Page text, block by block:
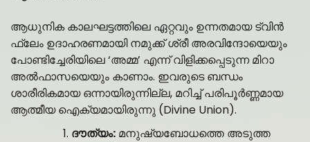
ആധുനിക കാലഘട്ടത്തിലെ ഏറ്റവും ഉന്നതമായ ട്വിൻ
ഫ്ലേം ഉദാഹരണമായി നമുക്ക് ശ്രീ അരവിന്ദോയെയും
പോണ്ടിച്ചേരിയിലെ ‘അമ്മ’ എന്ന് വിളിക്കപ്പെടുന്ന മിറാ
അൽഫാസയെയും കാണാം. ഇവരുടെ ബന്ധം
ശാരീരികമായ ഒന്നായിരുന്നില്ല, മറിച്ച് പരിപൂർണ്ണമായ
ആത്മീയ ഐക്യമായിരുന്നു (Divine Union).
ദൗത്യം: മനുഷ്യബോധത്തെ അടുത്ത